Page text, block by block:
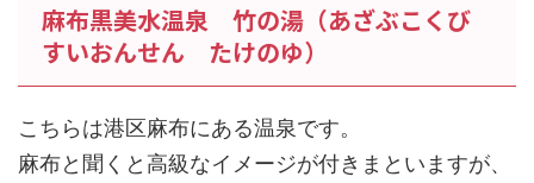
麻布黒美水温泉 竹の湯（あざぶこくび
すいおんせん たけのゆ）
こちらは港区麻布にある温泉です。
麻布と聞くと高級なイメージが付きまといますが、